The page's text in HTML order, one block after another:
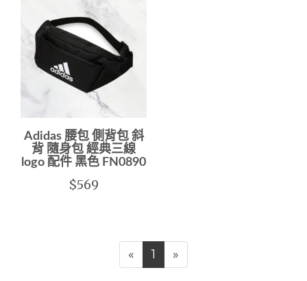
Adidas 腰包 側背包 斜
背 隨身包 經典三線
logo 配件 黑色 FN0890
$569
« 1 »